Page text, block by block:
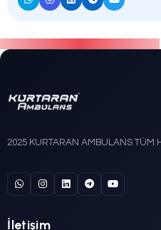
KURTARAN 18/05/2026
1
Son Yazılar